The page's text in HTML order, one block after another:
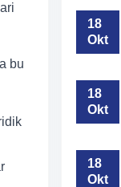
bu
18
Okt
18
Okt
18
Okt